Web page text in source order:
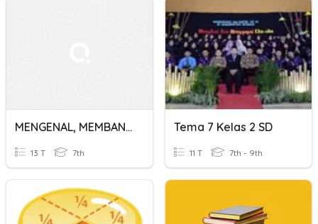
MENGENAL, MEMBANDINGKAN, MENGURUTKAN PECAHAN
13 T 7th
Tema 7 Kelas 2 SD
11 T 7th - 9th